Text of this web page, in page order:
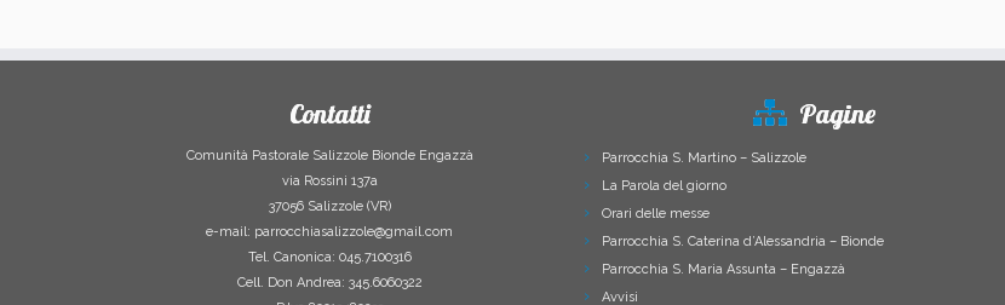
Contatti
Comunità Pastorale Salizzole Bionde Engazzà
via Rossini 137a
37056 Salizzole (VR)
e-mail: parrocchiasalizzole@gmail.com
Tel. Canonica: 045.7100316
Cell. Don Andrea: 345.6060322
Pagine
Parrocchia S. Martino – Salizzole
La Parola del giorno
Orari delle messe
Parrocchia S. Caterina d’Alessandria – Bionde
Parrocchia S. Maria Assunta – Engazzà
Avvisi